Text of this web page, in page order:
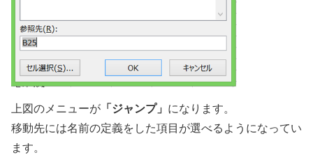
上図のメニューが 「ジャンプ」 になります。
移動先には名前の定義をした項目が選べるようになってい
ます。